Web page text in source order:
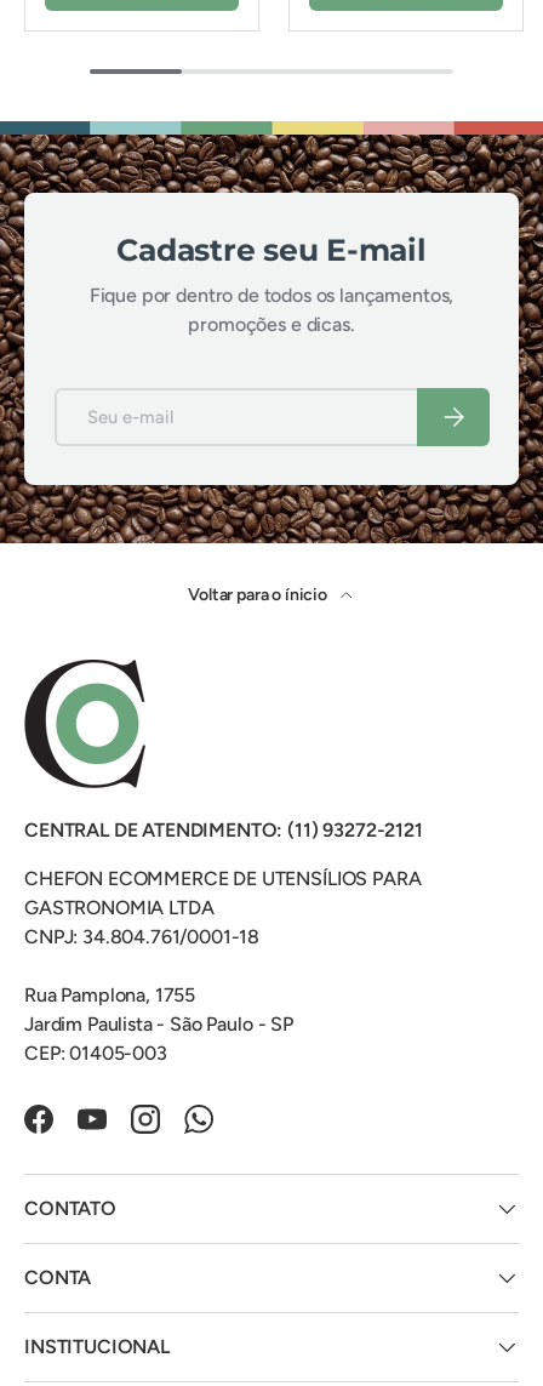
Cadastre seu E-mail
Fique por dentro de todos os lançamentos,
promoções e dicas.
Inscrever-se
Voltar para o ínicio
CENTRAL DE ATENDIMENTO: (11) 93272-2121
CHEFON ECOMMERCE DE UTENSÍLIOS PARA
GASTRONOMIA LTDA
CNPJ: 34.804.761/0001-18
Rua Pamplona, 1755
Jardim Paulista - São Paulo - SP
CEP: 01405-003
FacebookYouTubeInstagramWhatsApp
CONTATO
CONTA
INSTITUCIONAL